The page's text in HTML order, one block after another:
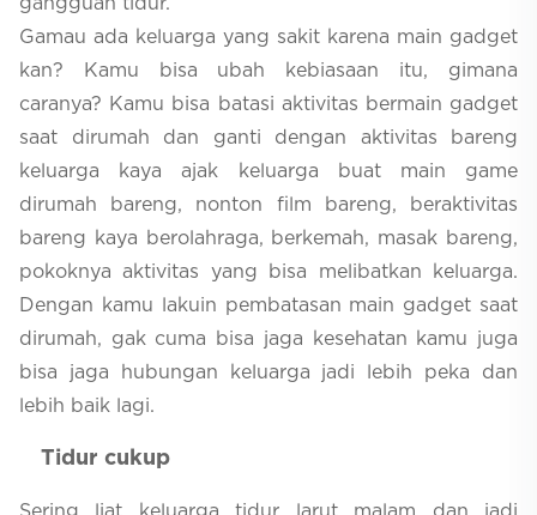
Gamau ada keluarga yang sakit karena main gadget
kan? Kamu bisa ubah kebiasaan itu, gimana
caranya? Kamu bisa batasi aktivitas bermain gadget
saat dirumah dan ganti dengan aktivitas bareng
keluarga kaya ajak keluarga buat main game
dirumah bareng, nonton film bareng, beraktivitas
bareng kaya berolahraga, berkemah, masak bareng,
pokoknya aktivitas yang bisa melibatkan keluarga.
Dengan kamu lakuin pembatasan main gadget saat
dirumah, gak cuma bisa jaga kesehatan kamu juga
bisa jaga hubungan keluarga jadi lebih peka dan
lebih baik lagi.
Tidur cukup